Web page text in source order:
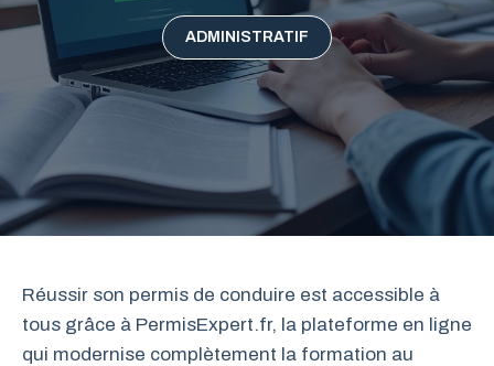
ADMINISTRATIF
Réussir son permis de conduire est accessible à
tous grâce à PermisExpert.fr, la plateforme en ligne
qui modernise complètement la formation au